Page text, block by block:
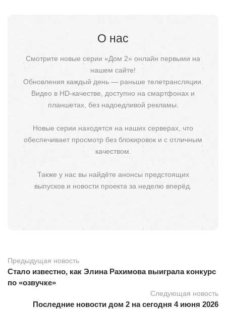
О нас
Смотрите новые серии «Дом 2» онлайн первыми на
нашем сайте!
Обновления каждый день — раньше телетрансляции.
Видео в HD-качестве, доступно на смартфонах и
планшетах, без надоедливой рекламы.
Новые серии находятся на наших серверах, что
обеспечивает просмотр без блокировок и с отличным
качеством.
Также у нас вы найдёте анонсы предстоящих
выпусков и новости проекта за неделю вперёд.
Предыдущая новость
Стало известно, как Элина Рахимова выиграла конкурс
по «озвучке»
Следующая новость
Последние новости дом 2 на сегодня 4 июня 2026